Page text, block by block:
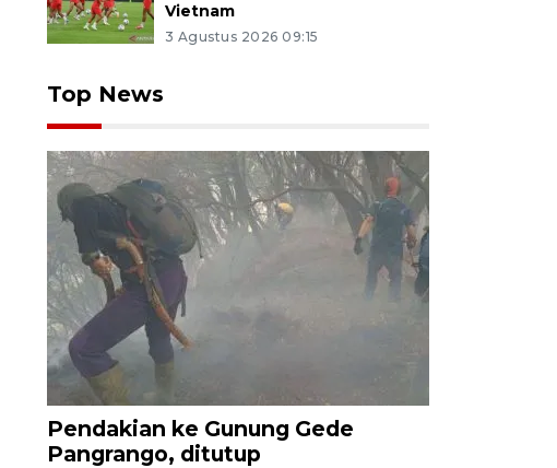
Vietnam
3 Agustus 2026 09:15
Top News
Pendakian ke Gunung Gede
Pangrango, ditutup